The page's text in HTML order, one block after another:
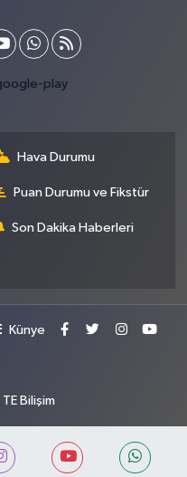
Hava Durumu
Puan Durumu ve Fikstür
Son Dakika Haberleri
Künye
TE Bilişim